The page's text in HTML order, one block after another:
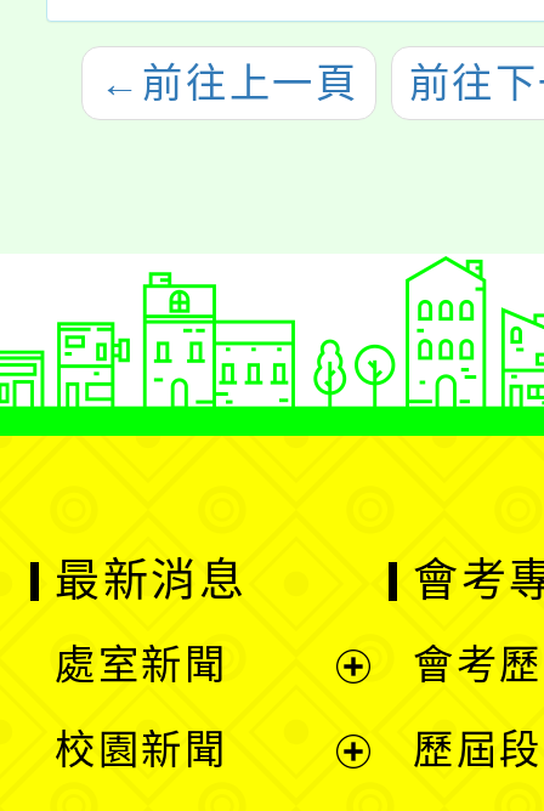
← 前往上一頁 前往
最新消息
處室新聞
校園新聞
會考
會考
歷屆